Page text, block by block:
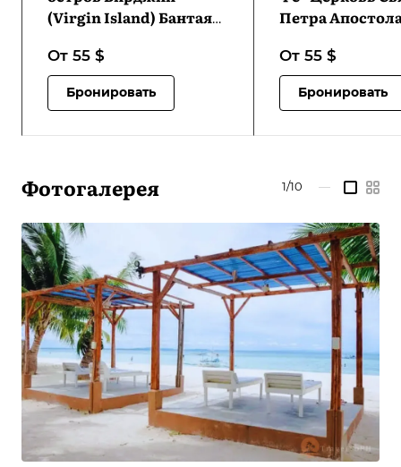
(Virgin Island) Бантаян
VB-IHTHIVIBSSI-D1
От 55 $
Бронировать
Петра
Сандира | VB-
От 55 $
Бронировать
Фотогалерея 1/10 —